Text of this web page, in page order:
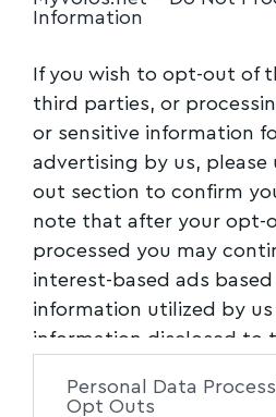
Information
If you wish to opt-out of
third parties, or
or sensitive information
advertising by us,
out section to confirm
note that after your opt-
processed you may
interest-based ads based
information utilized by us
information disclosed to
of the further disclosure
Personal Data
Opt Outs
την «απαλλαγή» των
περιορισμούς στις
«απασχολησιμότητα»,
στην υγιεινή και
εργατικά ατυχήματα
Οι αναλογίες, ακόμη και
ανάμεσα στα πεπραγμένα
ατζέντα εργασιακής
φορολογικής
και της συγκυβέρνησης,
Λαού και της Πατρίδας